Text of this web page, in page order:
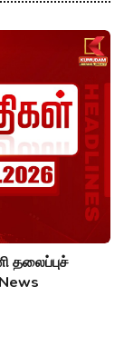
தலைப்புச்